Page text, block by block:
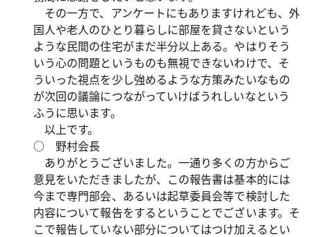
その一方で、アンケートにもありますけれども、外
国人や老人のひとり暮らしに部屋を貸さないという
ような民間の住宅がまだ半分以上ある。やはりそう
いう心の問題というものも無視できないわけで、そ
ういった視点を少し強めるような方策みたいなもの
が次回の議論につながっていけばうれしいなという
ふうに思います。
以上です。
○ 野村会長
ありがとうございました。一通り多くの方からご
意見をいただきましたが、この報告書は基本的には
今まで専門部会、あるいは起草委員会等で検討した
内容について報告をするということでございます。そ
こで報告していない部分についてはつけ加えるとい